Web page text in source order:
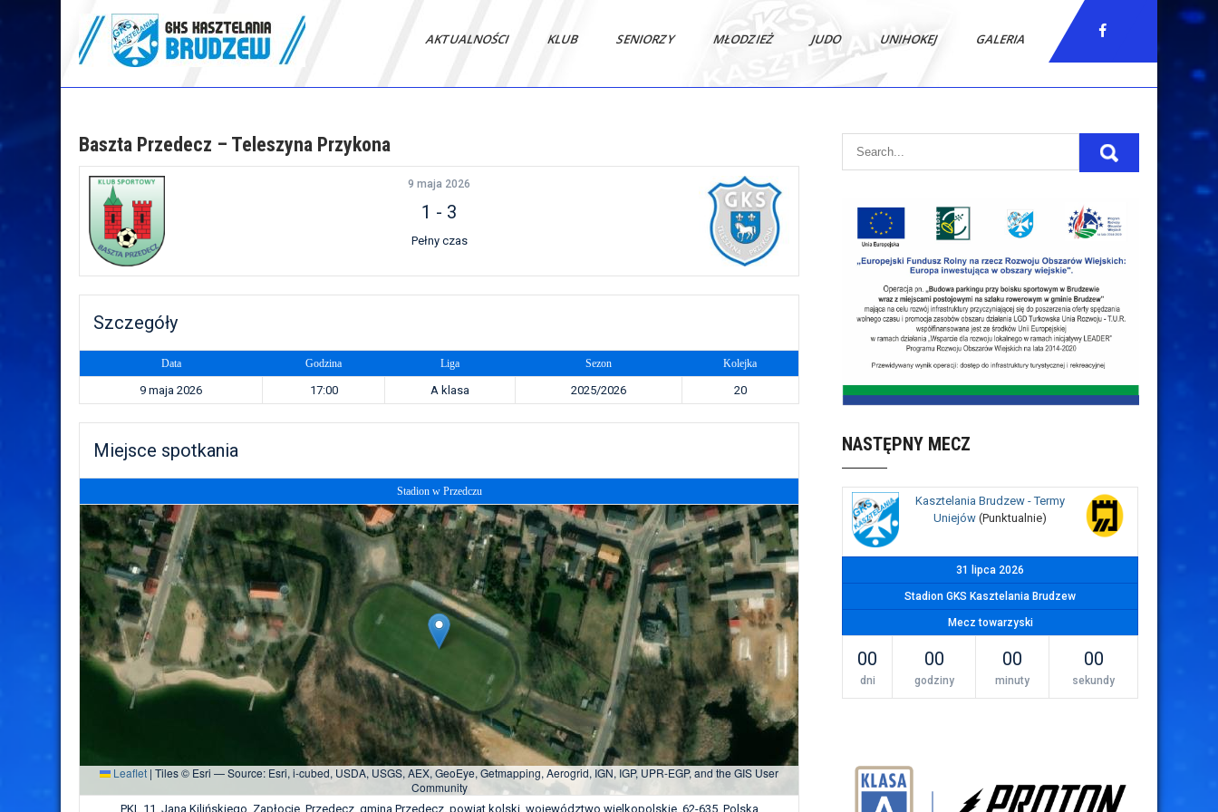
GKS Kasztelania
AKTUALNOŚCI KLUB SENIORZY MŁODZIEŻ JUDO UNIHOKEJ GALERIA
Baszta Przedecz – Teleszyna Przykona
9 maja 2026
1 - 3
Pełny czas
Szczegóły
Data Godzina Liga Sezon Kolejka
9 maja 2026 17:00 A klasa 2025/2026 20
Miejsce spotkania
Stadion w Przedczu
Leaflet | Tiles © Esri — Source: Esri, i-cubed, USDA, USGS, AEX, GeoEye, Getmapping, Aerogrid, IGN, IGP, UPR-EGP, and the GIS User
Community
PKL 11, Jana Kilińskiego, Zapłocie, Przedecz, gmina Przedecz, powiat kolski, województwo wielkopolskie, 62-635, Polska
NASTĘPNY MECZ
Kasztelania Brudzew - Termy
Uniejów (Punktualnie)
31 lipca 2026
Stadion GKS Kasztelania Brudzew
Mecz towarzyski
00
dni
00
godziny
00
minuty
00
sekundy